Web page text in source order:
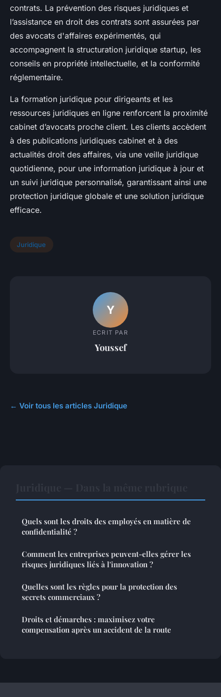
contrats. La prévention des risques juridiques et
l’assistance en droit des contrats sont assurées par
des avocats d'affaires expérimentés, qui
accompagnent la structuration juridique startup, les
conseils en propriété intellectuelle, et la conformité
réglementaire.
La formation juridique pour dirigeants et les
ressources juridiques en ligne renforcent la proximité
cabinet d’avocats proche client. Les clients accèdent
à des publications juridiques cabinet et à des
actualités droit des affaires, via une veille juridique
quotidienne, pour une information juridique à jour et
un suivi juridique personnalisé, garantissant ainsi une
protection juridique globale et une solution juridique
efficace.
Juridique
Y
ECRIT PAR
Youssef
← Voir tous les articles Juridique
Quels sont les droits des employés en matière de
confidentialité ?
Comment les entreprises peuvent-elles gérer les
risques juridiques liés à l'innovation ?
Quelles sont les règles pour la protection des
secrets commerciaux ?
Droits et démarches : maximisez votre
compensation après un accident de la route